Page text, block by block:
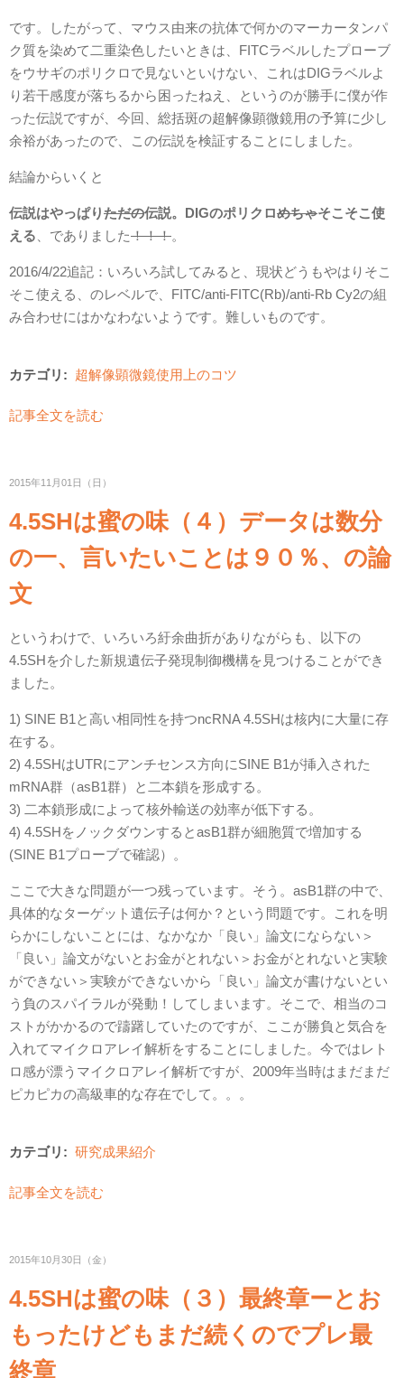
です。したがって、マウス由来の抗体で何かのマーカータンパ
ク質を染めて二重染色したいときは、FITCラベルしたプローブ
をウサギのポリクロで見ないといけない、これはDIGラベルよ
り若干感度が落ちるから困ったねえ、というのが勝手に僕が作
った伝説ですが、今回、総括斑の超解像顕微鏡用の予算に少し
余裕があったので、この伝説を検証することにしました。
結論からいくと
伝説はやっぱりただの伝説。DIGのポリクロめちゃそこそこ使
える 、でありました！！！。
2016/4/22追記：いろいろ試してみると、現状どうもやはりそこ
そこ使える、のレベルで、FITC/anti-FITC(Rb)/anti-Rb Cy2の組
み合わせにはかなわないようです。難しいものです。
カテゴリ: 超解像顕微鏡使用上のコツ
記事全文を読む
2015年11月01日（日）
4.5SHは蜜の味（４）データは数分
の一、言いたいことは９０％、の論
文
というわけで、いろいろ紆余曲折がありながらも、以下の
4.5SHを介した新規遺伝子発現制御機構を見つけることができ
ました。
1) SINE B1と高い相同性を持つncRNA 4.5SHは核内に大量に存
在する。
2) 4.5SHはUTRにアンチセンス方向にSINE B1が挿入された
mRNA群（asB1群）と二本鎖を形成する。
3) 二本鎖形成によって核外輸送の効率が低下する。
4) 4.5SHをノックダウンするとasB1群が細胞質で増加する
(SINE B1プローブで確認）。
ここで大きな問題が一つ残っています。そう。asB1群の中で、
具体的なターゲット遺伝子は何か？という問題です。これを明
らかにしないことには、なかなか「良い」論文にならない＞
「良い」論文がないとお金がとれない＞お金がとれないと実験
ができない＞実験ができないから「良い」論文が書けないとい
う負のスパイラルが発動！してしまいます。そこで、相当のコ
ストがかかるので躊躇していたのですが、ここが勝負と気合を
入れてマイクロアレイ解析をすることにしました。今ではレト
ロ感が漂うマイクロアレイ解析ですが、2009年当時はまだまだ
ピカピカの高級車的な存在でして。。。
カテゴリ: 研究成果紹介
記事全文を読む
2015年10月30日（金）
4.5SHは蜜の味（３）最終章ーとお
もったけどもまだ続くのでプレ最
終章